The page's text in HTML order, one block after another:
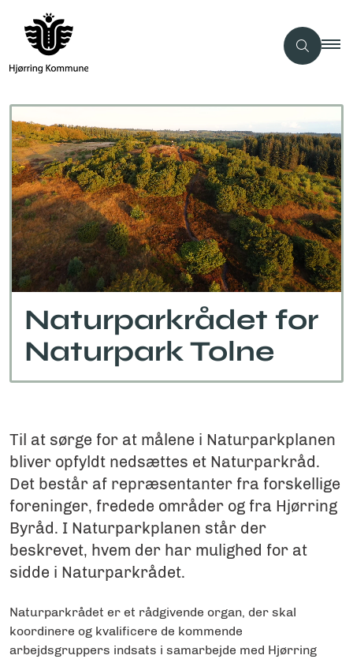
Naturparkrådet for
Naturpark Tolne
Til at sørge for at målene i Naturparkplanen
bliver opfyldt nedsættes et Naturparkråd.
Det består af repræsentanter fra forskellige
foreninger, fredede områder og fra Hjørring
Byråd. I Naturparkplanen står der
beskrevet, hvem der har mulighed for at
sidde i Naturparkrådet.
Naturparkrådet er et rådgivende organ, der skal
koordinere og kvalificere de kommende
arbejdsgruppers indsats i samarbejde med Hjørring